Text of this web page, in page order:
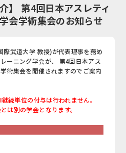
】 第4回日本アスレティ
会学術集会のお知らせ
際武道大学 教授)が代表理事を務め
ーニング学会が、 第4回日本アス
術集会を開催されますのでご案内
続単位の付与は行われません。
は別の学会となります。